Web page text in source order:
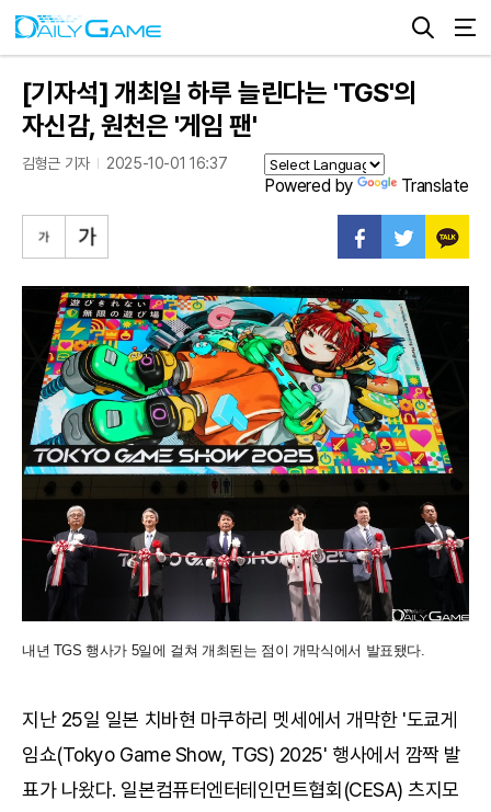
[기자석] 개최일 하루 늘린다는 'TGS'의
자신감, 원천은 '게임 팬'
김형근 기자 2025-10-01 16:37
Powered by Translate
내년 TGS 행사가 5일에 걸쳐 개최된는 점이 개막식에서 발표됐다.
지난 25일 일본 치바현 마쿠하리 멧세에서 개막한 '도쿄게
임쇼(Tokyo Game Show, TGS) 2025' 행사에서 깜짝 발
표가 나왔다. 일본컴퓨터엔터테인먼트협회(CESA) 츠지모